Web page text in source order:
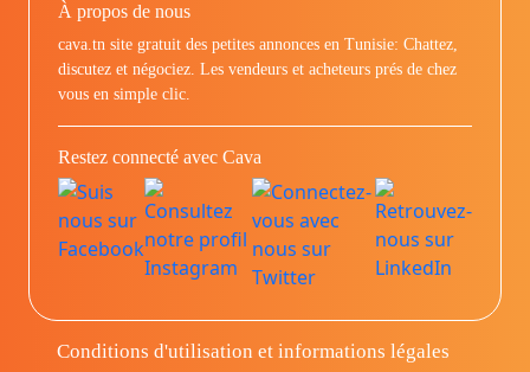
À propos de nous
cava.tn site gratuit des petites annonces en Tunisie: Chattez,
discutez et négociez. Les vendeurs et acheteurs prés de chez
vous en simple clic.
Restez connecté avec Cava
Conditions d'utilisation et informations légales